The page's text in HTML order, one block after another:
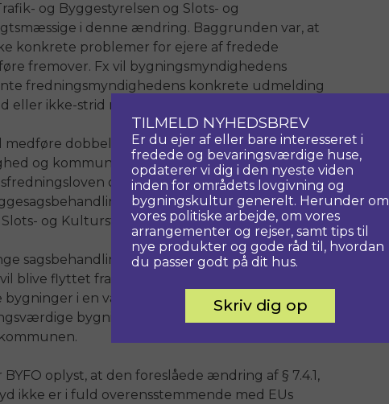
og Byggestyrelsen og Slots- og
i denne ændring. Baggrunden var, at
konkrete problemer for ejere af fredede
fremover. Fx vil bygningsmyndighedens
fredningsmyndighedens konkrete udmelding
eller ikke-strid med fredningen!
medføre dobbelt forvaltning, idet både Slots- og
og kommunen som bygningsmyndighed
og byggeloven/BR 15 er
ikke kan foregå
og Kulturstyrelsen.
sagsbehandlingstider og risiko for, at en
blive flyttet fra myndighed til myndighed, vil
i en væsentlig dårligere situation end
bygninger, der jo kun har én
oplyst, at den foreslåede ændring af § 7.4.1,
ikke er i fuld overensstemmende med EUs
TILMELD NYHEDSBREV
Er du ejer af eller bare interesseret i
fredede og bevaringsværdige huse,
opdaterer vi dig i den nyeste viden
inden for områdets lovgivning og
bygningskultur generelt. Herunder om
vores politiske arbejde, om vores
arrangementer og rejser, samt tips til
nye produkter og gode råd til, hvordan
du passer godt på dit hus.
Skriv dig op